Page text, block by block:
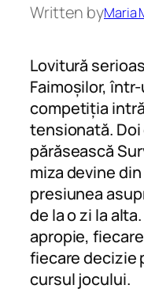
Written byMaria
Lovitură
Faimoșilor,
competiția
tensionată.
părăsească
miza devine
presiunea
de la o zi la
apropie,
fiecare decizie
cursul jocului.